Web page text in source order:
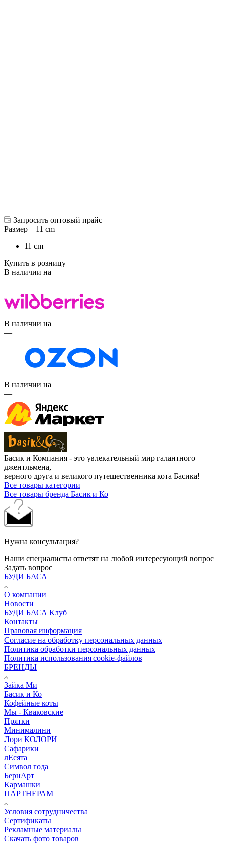
Запросить оптовый прайс
Размер—11 cm
11 cm
Купить в розницу
В наличии на
—
В наличии на
—
В наличии на
—
Басик и Компания - это увлекательный мир галантного
джентльмена,
верного друга и великого путешественника кота Басика!
Все товары категории
Все товары бренда Басик и Ко
Нужна консультация?
Наши специалисты ответят на любой интересующий вопрос
Задать вопрос
БУДИ БАСА
О компании
Новости
БУДИ БАСА Клуб
Контакты
Правовая информация
Согласие на обработку персональных данных
Политика обработки персональных данных
Политика использования cookie-файлов
БРЕНДЫ
Зайка Ми
Басик и Ко
Кофейные коты
Мы - Кваковские
Прятки
Минималини
Лори КОЛОРИ
Сафарики
лЕсята
Символ года
БернАрт
Кармашки
ПАРТНЕРАМ
Условия сотрудничества
Сертификаты
Рекламные материалы
Скачать фото товаров